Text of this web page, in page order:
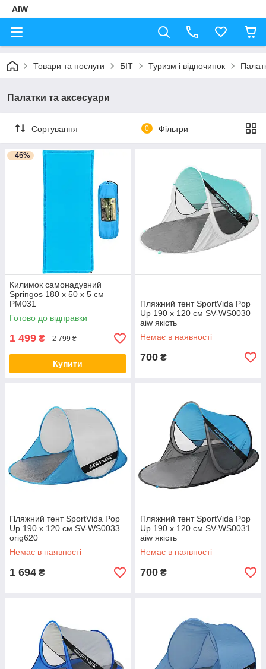
AIW
Товари та послуги БІТ Туризм і відпочинок
Палатки та аксесуари
Сортування 0 Фільтри
–46%
Килимок самонадувний
Springos 180 x 50 x 5 см
PM031
Готово до відправки
1 499 ₴ 2 799 ₴
Купити
Пляжний тент SportVida Pop
Up 190 x 120 см SV-WS0030
aiw якість
Немає в наявності
700 ₴
Пляжний тент SportVida Pop
Up 190 x 120 см SV-WS0033
orig620
Немає в наявності
1 694 ₴
Пляжний тент SportVida Pop
Up 190 x 120 см SV-WS0031
aiw якість
Немає в наявності
700 ₴